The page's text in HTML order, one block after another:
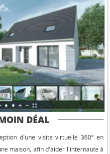
DÉAL
d'une visite virtuelle 360° en
maison, afin d'aider l'internaute à